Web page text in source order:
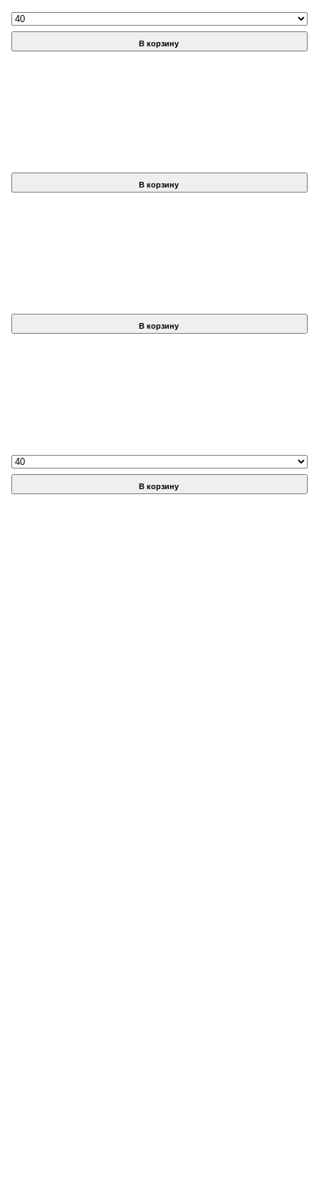
В корзину
В корзину
В корзину
В корзину